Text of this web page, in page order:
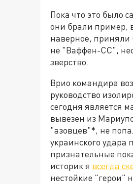
Пока что это было
они брали пример,
наверное, приняли
не "Ваффен-СС",
зверство.
Врио командира
руководство
сегодня является
вывезен из
"азовцев"*, не
украинского удара
признательные
историк я всегда
нестойкие "герои"